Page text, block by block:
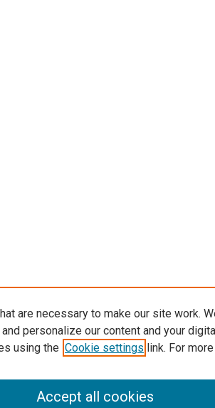
are necessary to make our site work.
personalize our content and your
using the Cookie settings link. For
Accept all cookies